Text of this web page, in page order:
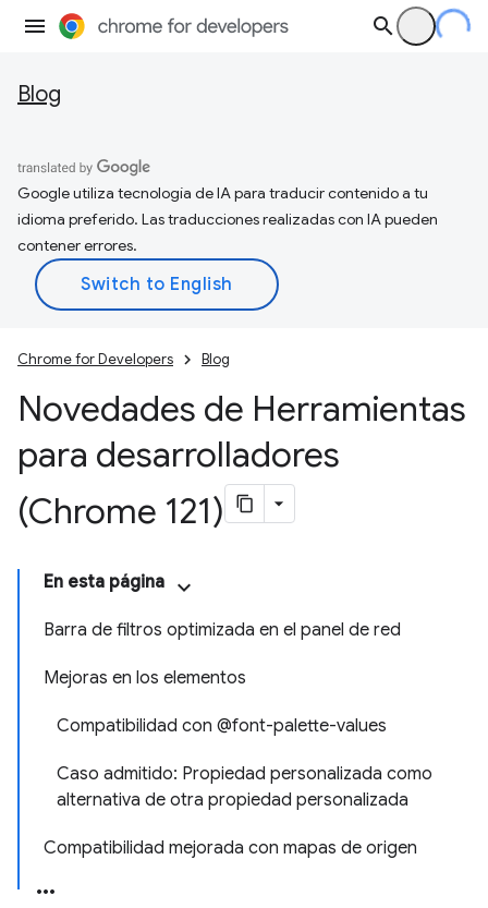
Blog
Google utiliza tecnología de IA para traducir contenido a tu
idioma preferido. Las traducciones realizadas con IA pueden
contener errores.
Chrome for Developers Blog
Novedades de Herramientas
para desarrolladores
(Chrome 121)
En esta página
Barra de filtros optimizada en el panel de red
Mejoras en los elementos
Compatibilidad con @font-palette-values
Caso admitido: Propiedad personalizada como
alternativa de otra propiedad personalizada
Compatibilidad mejorada con mapas de origen